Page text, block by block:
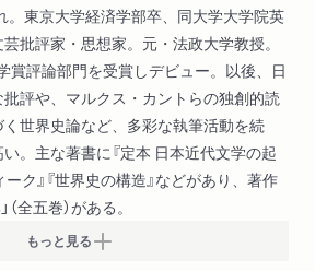
。東京大学経済学部卒、同大学大学院英
批評家・思想家。元・法政大学教授。
賞評論部門を受賞しデビュー。以後、日
評や、マルクス・カントらの独創的読
世界史論など、多彩な執筆活動を続
。主な著書に『定本 日本近代文学の起
ーク』『世界史の構造』などがあり、著作
全五巻）がある。
もっと見る